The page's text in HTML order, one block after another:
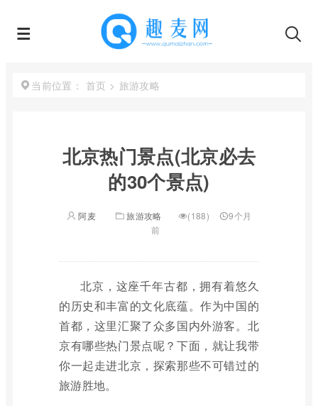
当前位置： 首页 > 旅游攻略
北京热门景点(北京必去
的30个景点)
阿麦 旅游攻略 (188)
9个月
前
北京，这座千年古都，拥有着悠久
的历史和丰富的文化底蕴。作为中国的
首都，这里汇聚了众多国内外游客。北
京有哪些热门景点呢？下面，就让我带
你一起走进北京，探索那些不可错过的
旅游胜地。